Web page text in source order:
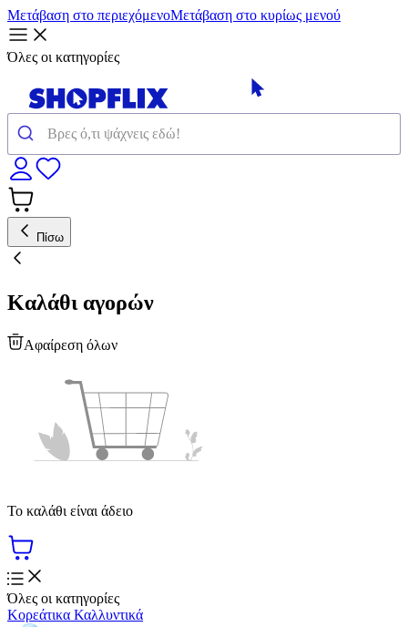
Μετάβαση στο περιεχόμενοΜετάβαση στο κυρίως μενού
Όλες οι κατηγορίες
Πίσω
Καλάθι αγορών
Αφαίρεση όλων
Το καλάθι είναι άδειο
Όλες οι κατηγορίες
Κορεάτικα Καλλυντικά